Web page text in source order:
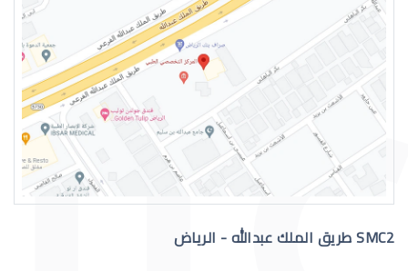
التهاب عيون الاطفال الرضع
SMC2 طريق الملك عبدالله - الرياض